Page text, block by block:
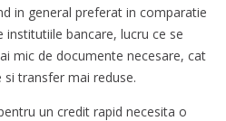
in general preferat in comparatie
bancare, lucru ce se
mic de documente necesare, cat
transfer mai reduse.
un credit rapid necesita o